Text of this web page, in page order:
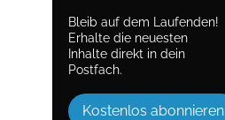
Bleib auf dem Laufenden!
Erhalte die neuesten
Inhalte direkt in dein
Postfach.
Kostenlos abonnieren